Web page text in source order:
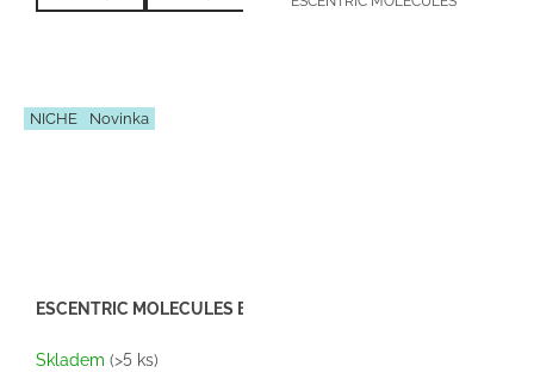
NICHE Novinka
ESCENTRIC MOLECULES Escentric 01 - Inspirace U099 -
Skladem (>5 ks)